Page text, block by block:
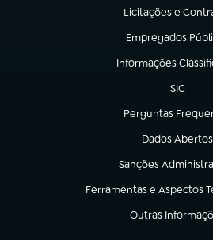
Licitações e
(abre em nova
Empregados
(abre em nova
Informações
(abre em nova aba)
SIC
(abre em
Perguntas
(abre em nova
Dados Abertos
(abre em nova
Sanções
(abre em nova aba)
Ferramentas e Aspectos
(abre em nova aba)
Outras
(abre em nova